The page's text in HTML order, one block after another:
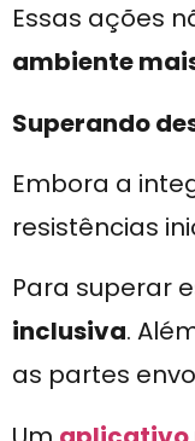
Essas ações
ambiente
Superando
Embora a
resistências
Para superar
inclusiva.
as partes